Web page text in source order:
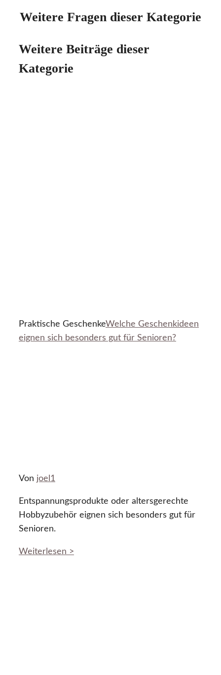
Weitere Fragen dieser Kategorie
Weitere Beiträge dieser
Kategorie
Praktische GeschenkeWelche Geschenkideen
eignen sich besonders gut für Senioren?
Von joel1
Entspannungsprodukte oder altersgerechte
Hobbyzubehör eignen sich besonders gut für
Senioren.
Weiterlesen >